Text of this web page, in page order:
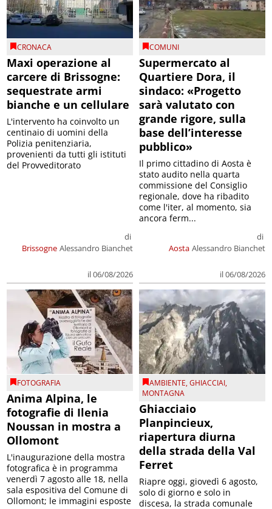
CRONACA
Maxi operazione al
carcere di Brissogne:
sequestrate armi
bianche e un cellulare
Brissogne
di
Alessandro Bianchet
il 06/08/2026
L'intervento ha coinvolto un
centinaio di uomini della
Polizia penitenziaria,
provenienti da tutti gli istituti
del Provveditorato
COMUNI
Supermercato al
Quartiere Dora, il
sindaco: «Progetto
sarà valutato con
grande rigore, sulla
base dell’interesse
pubblico»
Aosta
di
Alessandro Bianchet
il 06/08/2026
Il primo cittadino di Aosta è
stato audito nella quarta
commissione del Consiglio
regionale, dove ha ribadito
come l'iter, al momento, sia
ancora ferm...
FOTOGRAFIA
Anima Alpina, le
fotografie di Ilenia
Noussan in mostra a
Ollomont
L'inaugurazione della mostra
fotografica è in programma
venerdì 7 agosto alle 18, nella
sala espositiva del Comune di
Ollomont; le immagini esposte
AMBIENTE,GHIACCIAI,
MONTAGNA
Ghiacciaio
Planpincieux,
riapertura diurna
della strada della Val
Ferret
Riapre oggi, giovedì 6 agosto,
solo di giorno e solo in
discesa, la strada comunale